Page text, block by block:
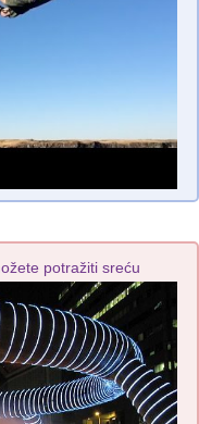
potražiti sreću